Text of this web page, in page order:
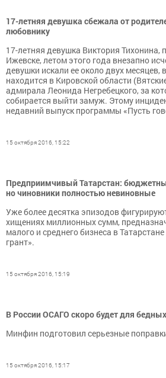
17-летняя девушка сбежала от
любовнику
17-летняя девушка Виктория
Ижевске, летом этого года внезапно
девушки искали ее около двух месяцев,
находится в Кировской области
адмирала Леонида Негребецкого, за
собирается выйти замуж. Этому
недавний выпуск программы «Пусть
15 октября 2016, 15:22
Предприимчивый Татарстан:
но чиновники полностью невиновные
Уже более десятка эпизодов
хищениях миллионных сумм,
малого и среднего бизнеса в
грант».
15 октября 2016, 15:19
В России ОСАГО скоро будет для
Минфин подготовил серьезные
15 октября 2016, 15:17